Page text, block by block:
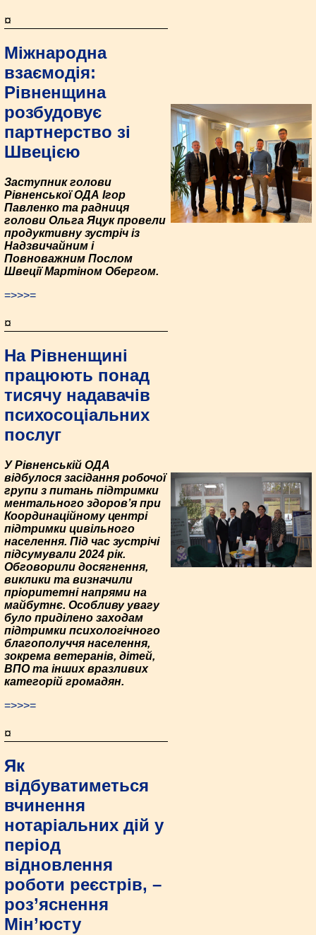
¤
Міжнародна
взаємодія:
Рівненщина
розбудовує
партнерство зі
Швецією
Заступник голови
Рівненської ОДА Ігор
Павленко та радниця
голови Ольга Яцук провели
продуктивну зустріч із
Надзвичайним і
Повноважним Послом
Швеції Мартіном Обергом.
=>>>=
¤
На Рівненщині
працюють понад
тисячу надавачів
психосоціальних
послуг
У Рівненській ОДА
відбулося засідання робочої
групи з питань підтримки
ментального здоров’я при
Координаційному центрі
підтримки цивільного
населення. Під час зустрічі
підсумували 2024 рік.
Обговорили досягнення,
виклики та визначили
пріоритетні напрями на
майбутнє. Особливу увагу
було приділено заходам
підтримки психологічного
благополуччя населення,
зокрема ветеранів, дітей,
ВПО та інших вразливих
категорій громадян.
=>>>=
¤
Як
відбуватиметься
вчинення
нотаріальних дій у
період
відновлення
роботи реєстрів, –
роз’яснення
Мін’юсту